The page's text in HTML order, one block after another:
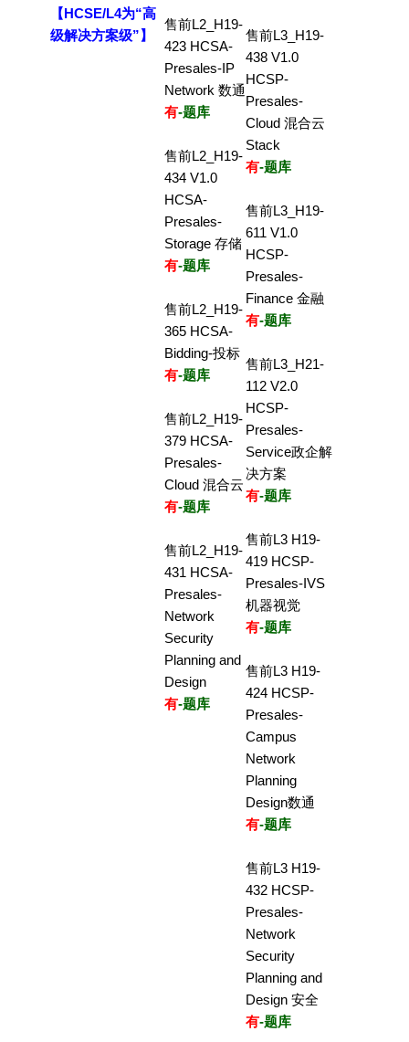
【HCSE/L4为“高
级解决方案级”】
售前L2_H19-
423 HCSA-
Presales-IP
Network 数通
有-题库
售前L2_H19-
434 V1.0
HCSA-
Presales-
Storage 存储
有-题库
售前L2_H19-
365 HCSA-
Bidding-投标
有-题库
售前L2_H19-
379 HCSA-
Presales-
Cloud 混合云
有-题库
售前L2_H19-
431 HCSA-
Presales-
Network
Security
Planning and
Design
有-题库
售前L3_H19-
438 V1.0
HCSP-
Presales-
Cloud 混合云
Stack
有-题库
售前L3_H19-
611 V1.0
HCSP-
Presales-
Finance 金融
有-题库
售前L3_H21-
112 V2.0
HCSP-
Presales-
Service政企解
决方案
有-题库
售前L3 H19-
419 HCSP-
Presales-IVS
机器视觉
有-题库
售前L3 H19-
424 HCSP-
Presales-
Campus
Network
Planning
Design数通
有-题库
售前L3 H19-
432 HCSP-
Presales-
Network
Security
Planning and
Design 安全
有-题库